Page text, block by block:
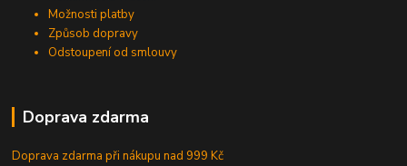
Možnosti platby
Způsob dopravy
Odstoupení od smlouvy
Doprava zdarma
Doprava zdarma při nákupunad 999 Kč